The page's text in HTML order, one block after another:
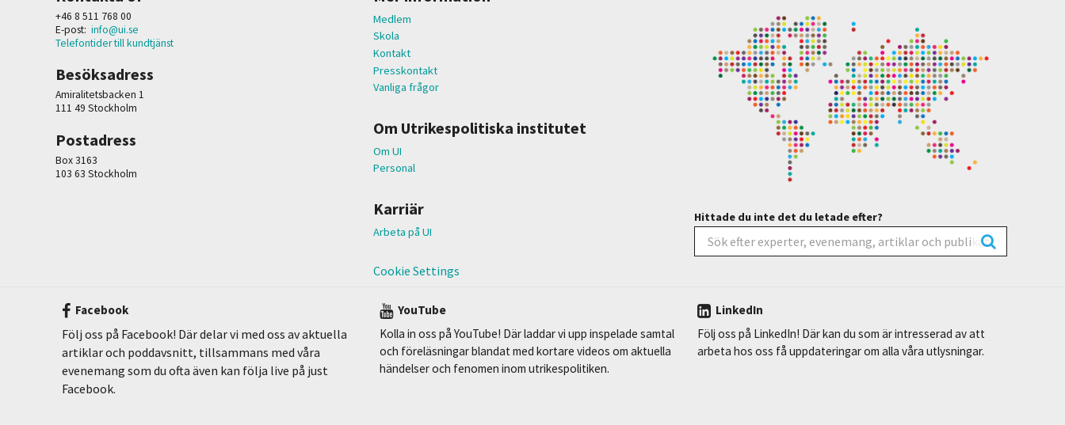
+46 8 511 768 00
E-post: info@ui.se
Telefontider till kundtjänst
Besöksadress
Amiralitetsbacken 1
111 49 Stockholm
Postadress
Box 3163
103 63 Stockholm
Medlem
Skola
Kontakt
Presskontakt
Vanliga frågor
Om Utrikespolitiska institutet
Om UI
Personal
Karriär
Arbeta på UI
Cookie Settings
Hittade du inte det du letade efter?
Facebook
Följ oss på Facebook! Där delar vi med oss av aktuella
artiklar och poddavsnitt, tillsammans med våra
evenemang som du ofta även kan följa live på just
Facebook.
YouTube
Kolla in oss på YouTube! Där laddar vi upp inspelade samtal
och föreläsningar blandat med kortare videos om aktuella
händelser och fenomen inom utrikespolitiken.
LinkedIn
Följ oss på LinkedIn! Där kan du som är intresserad av att
arbeta hos oss få uppdateringar om alla våra utlysningar.